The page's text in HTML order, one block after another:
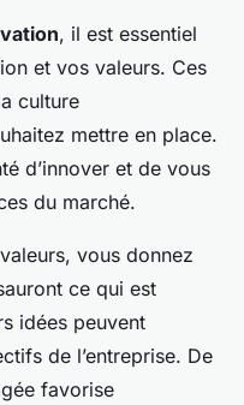
, il est essentiel
et vos valeurs. Ces
culture
mettre en place.
d’innover et de vous
du marché.
vous donnez
ce qui est
idées peuvent
de l’entreprise. De
favorise